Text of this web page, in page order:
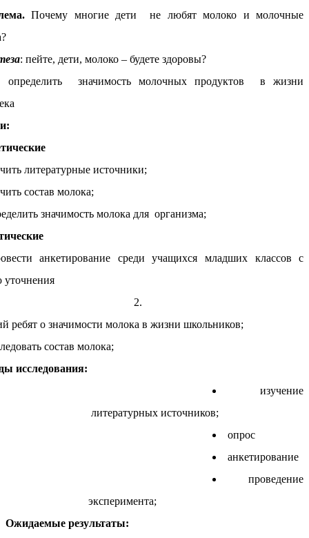
Почему многие дети не любят молоко и молочные
: пейте, дети, молоко – будете здоровы?
определить значимость молочных продуктов в жизни
литературные источники;
состав молока;
значимость молока для организма;
анкетирование среди учащихся младших классов с
уточнения
2.
ребят о значимости молока в жизни школьников;
состав молока;
исследования:
изучение
литературных источников;
опрос
анкетирование
проведение
эксперимента;
Ожидаемые результаты: